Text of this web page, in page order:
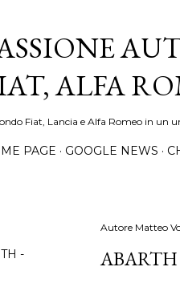
ALFA
Fiat, Lancia e Alfa Romeo in un
PAGE GOOGLE NEWS
-
Autore Matteo